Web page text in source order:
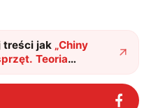
treści jak „Chiny
Teoria
z
"?